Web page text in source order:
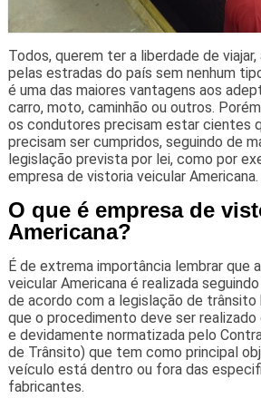
Todos, querem ter a liberdade de
pelas estradas do país sem nenhum
é uma das maiores vantagens aos
carro, moto, caminhão ou outros.
os condutores precisam estar cientes
precisam ser cumpridos, seguindo de
legislação prevista por lei, como por
empresa de vistoria veicular Americana.
O que é empresa de
Americana?
É de extrema importância lembrar que
veicular Americana é realizada
de acordo com a legislação de trânsito
que o procedimento deve ser
e devidamente normatizada pelo
de Trânsito) que tem como principal
veículo está dentro ou fora das
fabricantes.